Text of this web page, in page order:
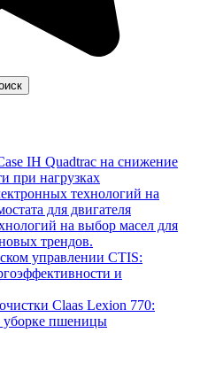
IH Quadtrac на снижение
при нагрузках
технологий на
для двигателя
на выбор масел для
трендов.
управлении CTIS:
и
Claas Lexion 770:
уборке пшеницы